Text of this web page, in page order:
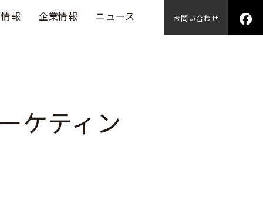
報 企業情報 ニュース お問い合わせ
ケティン